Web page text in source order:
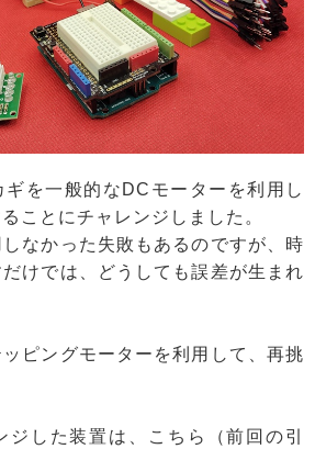
ギを一般的なDCモーターを利用し
ことにチャレンジしました。
なかった失敗もあるのですが、時
けでは、どうしても誤差が生まれ
ピングモーターを利用して、再挑
した装置は、こちら（前回の引